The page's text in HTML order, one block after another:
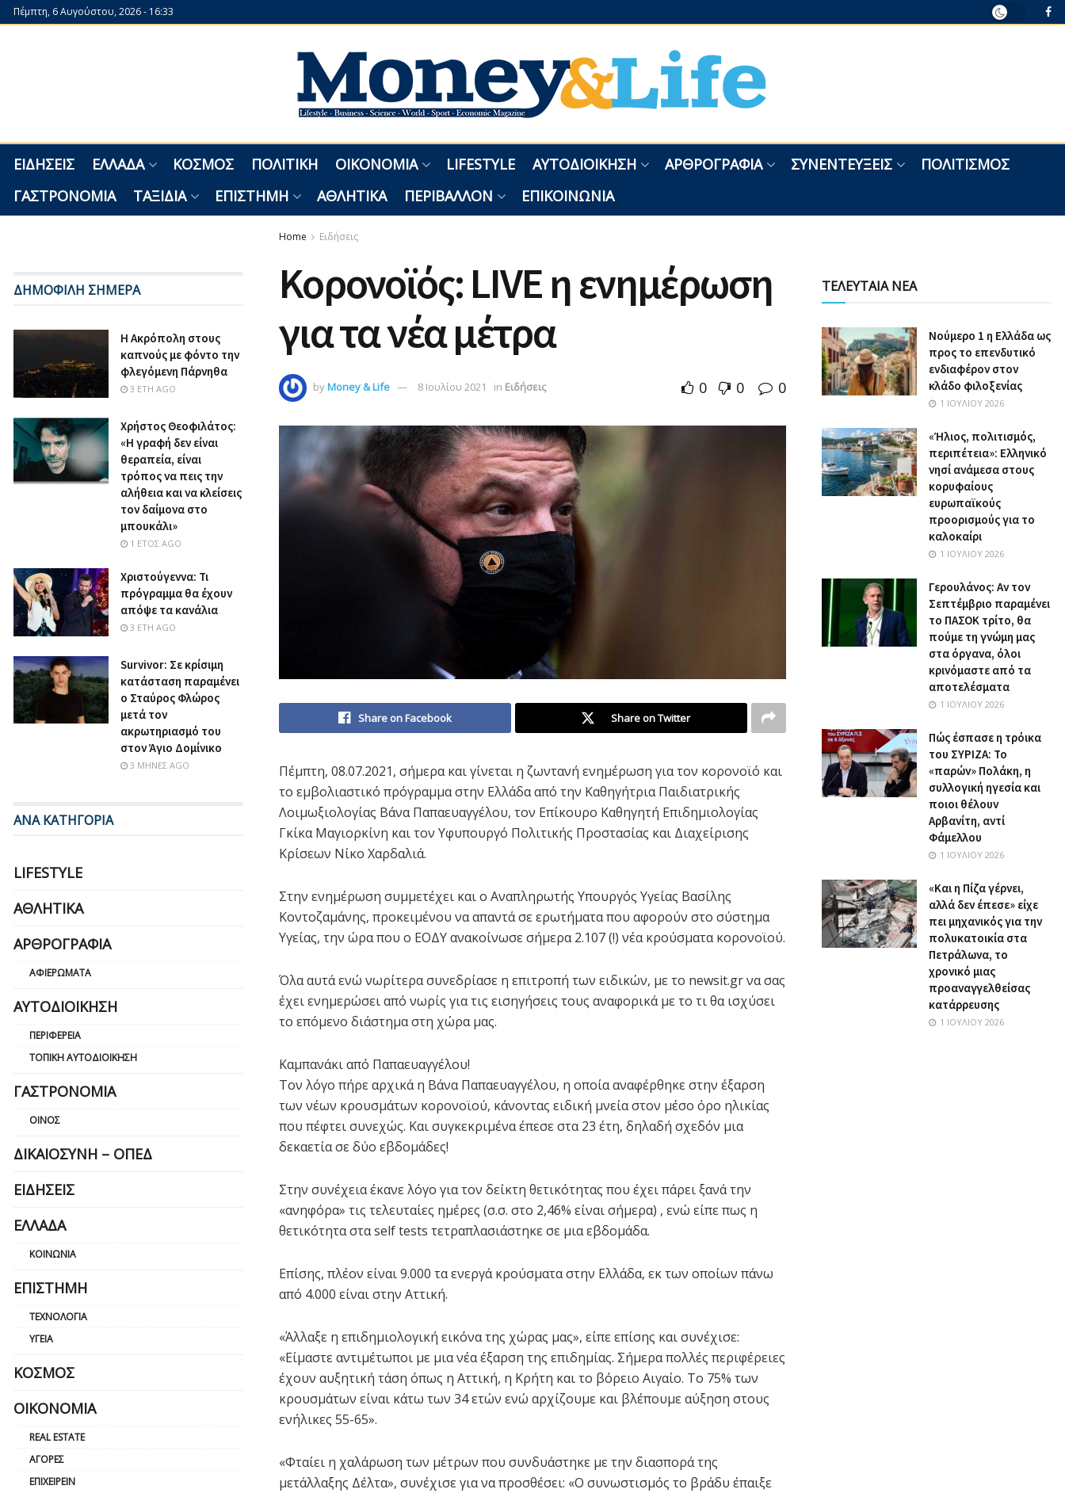
Πέμπτη, 6 Αυγούστου, 2026 - 16:33
ΕΙΔΉΣΕΙΣ ΕΛΛΆΔΑ ΚΌΣΜΟΣ ΠΟΛΙΤΙΚΉ ΟΙΚΟΝΟΜΊΑ LIFESTYLE ΑΥΤΟΔΙΟΊΚΗΣΗ ΑΡΘΡΟΓΡΑΦΊΑ ΣΥΝΕΝΤΕΎΞΕΙΣ
ΠΟΛΙΤΙΣΜΌΣ
ΓΑΣΤΡΟΝΟΜΊΑ
ΤΑΞΊΔΙΑ ΕΠΙΣΤΉΜΗ ΑΘΛΗΤΙΚΆ ΠΕΡΙΒΆΛΛΟΝ ΕΠΙΚΟΙΝΩΝΊΑ
Home Ειδήσεις
Κορονοϊός: LIVE η ενημέρωση
για τα νέα μέτρα
byMoney & Life 8 Ιουλίου 2021 in Ειδήσεις 0 0 0
Share on Facebook Share on Twitter
Πέμπτη, 08.07.2021, σήμερα και γίνεται η ζωντανή ενημέρωση για τον κορονοϊό και
το εμβολιαστικό πρόγραμμα στην Ελλάδα από την Καθηγήτρια Παιδιατρικής
Λοιμωξιολογίας Βάνα Παπαευαγγέλου, τον Επίκουρο Καθηγητή Επιδημιολογίας
Γκίκα Μαγιορκίνη και τον Υφυπουργό Πολιτικής Προστασίας και Διαχείρισης
Κρίσεων Νίκο Χαρδαλιά.
Στην ενημέρωση συμμετέχει και ο Αναπληρωτής Υπουργός Υγείας Βασίλης
Κοντοζαμάνης, προκειμένου να απαντά σε ερωτήματα που αφορούν στο σύστημα
Υγείας, την ώρα που ο ΕΟΔΥ ανακοίνωσε σήμερα 2.107 (!) νέα κρούσματα κορονοϊού.
Όλα αυτά ενώ νωρίτερα συνεδρίασε η επιτροπή των ειδικών, με το newsit.gr να σας
έχει ενημερώσει από νωρίς για τις εισηγήσεις τους αναφορικά με το τι θα ισχύσει
το επόμενο διάστημα στη χώρα μας.
Καμπανάκι από Παπαευαγγέλου!
Τον λόγο πήρε αρχικά η Βάνα Παπαευαγγέλου, η οποία αναφέρθηκε στην έξαρση
των νέων κρουσμάτων κορονοϊού, κάνοντας ειδική μνεία στον μέσο όρο ηλικίας
που πέφτει συνεχώς. Και συγκεκριμένα έπεσε στα 23 έτη, δηλαδή σχεδόν μια
δεκαετία σε δύο εβδομάδες!
Στην συνέχεια έκανε λόγο για τον δείκτη θετικότητας που έχει πάρει ξανά την
«ανηφόρα» τις τελευταίες ημέρες (σ.σ. στο 2,46% είναι σήμερα) , ενώ είπε πως η
θετικότητα στα self tests τετραπλασιάστηκε σε μια εβδομάδα.
Επίσης, πλέον είναι 9.000 τα ενεργά κρούσματα στην Ελλάδα, εκ των οποίων πάνω
από 4.000 είναι στην Αττική.
«Άλλαξε η επιδημιολογική εικόνα της χώρας μας», είπε επίσης και συνέχισε:
«Είμαστε αντιμέτωποι με μια νέα έξαρση της επιδημίας. Σήμερα πολλές περιφέρειες
έχουν αυξητική τάση όπως η Αττική, η Κρήτη και το βόρειο Αιγαίο. Το 75% των
κρουσμάτων είναι κάτω των 34 ετών ενώ αρχίζουμε και βλέπουμε αύξηση στους
ενήλικες 55-65».
«Φταίει η χαλάρωση των μέτρων που συνδυάστηκε με την διασπορά της
μετάλλαξης Δέλτα», συνέχισε για να προσθέσει: «Ο συνωστισμός το βράδυ έπαιξε
ΔΗΜΟΦΙΛΗ ΣΗΜΕΡΑ
Η Ακρόπολη στους
καπνούς με φόντο την
φλεγόμενη Πάρνηθα
3 ΈΤΗ AGO
Χρήστος Θεοφιλάτος:
«Η γραφή δεν είναι
θεραπεία, είναι
τρόπος να πεις την
αλήθεια και να κλείσεις
τον δαίμονα στο
μπουκάλι»
1 ΈΤΟΣ AGO
Χριστούγεννα: Τι
πρόγραμμα θα έχουν
απόψε τα κανάλια
3 ΈΤΗ AGO
Survivor: Σε κρίσιμη
κατάσταση παραμένει
ο Σταύρος Φλώρος
μετά τον
ακρωτηριασμό του
στον Άγιο Δομίνικο
3 ΜΉΝΕΣ AGO
ΑΝΑ ΚΑΤΗΓΟΡΙΑ
LIFESTYLE
ΑΘΛΗΤΙΚΆ
ΑΡΘΡΟΓΡΑΦΊΑ
ΑΦΙΕΡΏΜΑΤΑ
ΑΥΤΟΔΙΟΊΚΗΣΗ
ΠΕΡΙΦΈΡΕΙΑ
ΤΟΠΙΚΉ ΑΥΤΟΔΙΟΊΚΗΣΗ
ΓΑΣΤΡΟΝΟΜΊΑ
ΟΊΝΟΣ
ΔΙΚΑΙΟΣΎΝΗ – ΟΠΕΔ
ΕΙΔΉΣΕΙΣ
ΕΛΛΆΔΑ
ΚΟΙΝΩΝΊΑ
ΕΠΙΣΤΉΜΗ
ΤΕΧΝΟΛΟΓΊΑ
ΥΓΕΊΑ
ΚΌΣΜΟΣ
ΟΙΚΟΝΟΜΊΑ
REAL ESTATE
ΑΓΟΡΈΣ
ΕΠΙΧΕΙΡΕΊΝ
ΤΕΛΕΥΤΑΙΑ ΝΕΑ
Nούμερο 1 η Ελλάδα ως
προς το επενδυτικό
ενδιαφέρον στον
κλάδο φιλοξενίας
1 ΙΟΥΛΊΟΥ 2026
«Ήλιος, πολιτισμός,
περιπέτεια»: Ελληνικό
νησί ανάμεσα στους
κορυφαίους
ευρωπαϊκούς
προορισμούς για το
καλοκαίρι
1 ΙΟΥΛΊΟΥ 2026
Γερουλάνος: Αν τον
Σεπτέμβριο παραμένει
το ΠΑΣΟΚ τρίτο, θα
πούμε τη γνώμη μας
στα όργανα, όλοι
κρινόμαστε από τα
αποτελέσματα
1 ΙΟΥΛΊΟΥ 2026
Πώς έσπασε η τρόικα
του ΣΥΡΙΖΑ: Το
«παρών» Πολάκη, η
συλλογική ηγεσία και
ποιοι θέλουν
Αρβανίτη, αντί
Φάμελλου
1 ΙΟΥΛΊΟΥ 2026
«Και η Πίζα γέρνει,
αλλά δεν έπεσε» είχε
πει μηχανικός για την
πολυκατοικία στα
Πετράλωνα, το
χρονικό μιας
προαναγγελθείσας
κατάρρευσης
1 ΙΟΥΛΊΟΥ 2026